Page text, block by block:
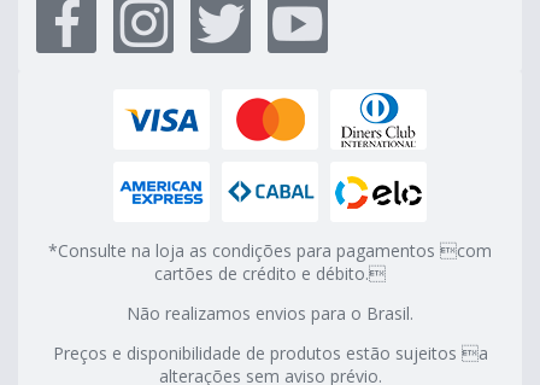
*Consulte na loja as condições para pagamentos com
cartões de crédito e débito.
Não realizamos envios para o Brasil.
Preços e disponibilidade de produtos estão sujeitos a
alterações sem aviso prévio.